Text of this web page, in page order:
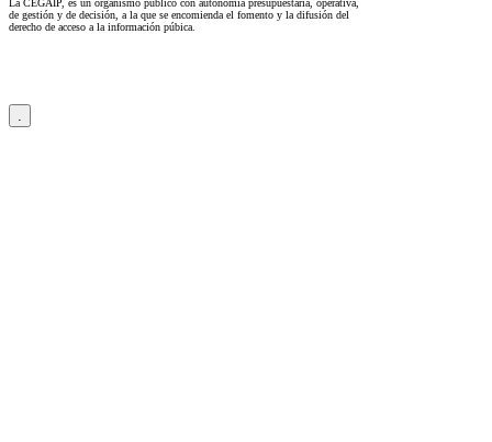
La CEGAIP, es un organismo público con autonomía presupuestaria, operativa,
de gestión y de decisión, a la que se encomienda el fomento y la difusión del
derecho de acceso a la información púbica.